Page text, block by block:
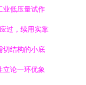
业低压量试作
过，续用实靠
切结构的小底
论一环优象